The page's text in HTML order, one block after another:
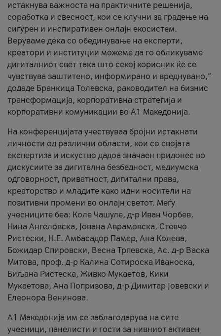
истакнува важноста на практичните решенија,
соработка и свесност, кои се клучни за градење на
сигурен и инспиративен онлајн екосистем.
Веруваме дека со обединување на експерти,
креатори и институции можеме да го обликуваме
дигиталниот свет така што секој корисник ќе се
чувствува заштитено, информирано и вреднувано,“
додаде Бранкица Толевска, раководител на бизнис
трансформација, корпоративна стратегија и
корпоративни комуникации во А1 Македонија.
На конференцијата учествуваа бројни истакнати
личности од различни области, кои со својата
експертиза и искуство дадоа значаен придонес во
дискусиите за дигитална безбедност, медиумска
одговорност, приватност, дигитални права,
креаторство и младите како идни носители на
позитивни промени во онлајн светот. Меѓу
учесниците беа: Коле Чашуле, д-р Иван Чорбев,
Нина Ангеловска, Јована Аврамовска, Стевчо
Ристески, Н.Е. Амбасадор Памер, Ана Колева,
Божидар Спировски, Весна Трпевска, Ас. д-р Васка
Митова, проф. д-р Калина Сотироска Иваноска,
Биљана Ристеска, Живко Мукаетов, Кики
Мукаетова, Ана Попризова, д-р Димитар Јовевски и
Елеонора Венинова.
А1 Македонија им се заблагодарува на сите
учесници, панелисти и гости за нивниот активен